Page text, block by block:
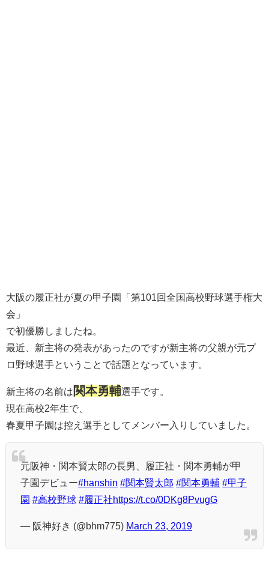
大阪の履正社が夏の甲子園「第101回全国高校野球選手権大
会」
で初優勝しましたね。
最近、新主将の発表があったのですが新主将の父親が元プ
ロ野球選手ということで話題となっています。
新主将の名前は 関本勇輔選手です。
現在高校2年生で、
春夏甲子園は控え選手としてメンバー入りしていました。
元阪神・関本賢太郎の長男、履正社・関本勇輔が甲
子園デビュー#hanshin #関本賢太郎 #関本勇輔 #甲子
園 #高校野球 #履正社https://t.co/0DKg8PvugG
— 阪神好き (@bhm775) March 23, 2019